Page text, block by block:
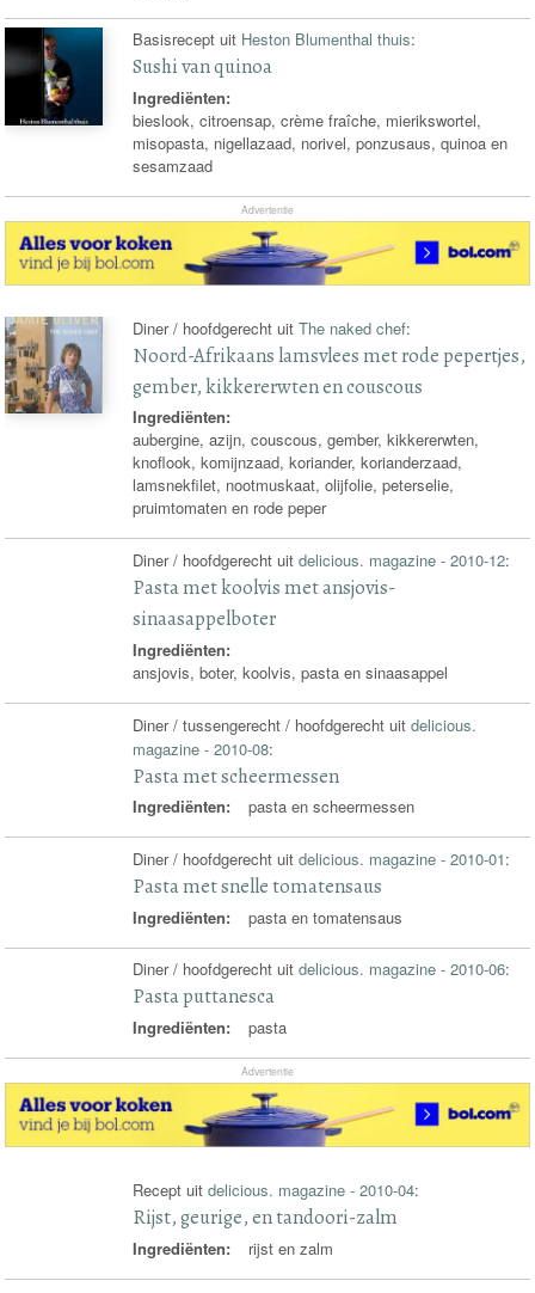
Basisrecept uit Heston Blumenthal thuis:
Sushi van quinoa
Ingrediënten:
bieslook, citroensap, crème fraîche, mierikswortel,
misopasta, nigellazaad, norivel, ponzusaus, quinoa en
sesamzaad
Advertentie
Diner / hoofdgerecht uitThe naked chef:
Noord-Afrikaans lamsvlees met rode pepertjes,
gember, kikkererwten en couscous
Ingrediënten:
aubergine, azijn, couscous, gember, kikkererwten,
knoflook, komijnzaad, koriander, korianderzaad,
lamsnekfilet, nootmuskaat, olijfolie, peterselie,
pruimtomaten en rode peper
Diner / hoofdgerecht uitdelicious. magazine - 2010-12:
Pasta met koolvis met ansjovis-
sinaasappelboter
Ingrediënten:
ansjovis, boter, koolvis, pasta en sinaasappel
Diner / tussengerecht / hoofdgerecht uitdelicious.
magazine - 2010-08:
Pasta met scheermessen
Ingrediënten: pasta en scheermessen
Diner / hoofdgerecht uitdelicious. magazine - 2010-01:
Pasta met snelle tomatensaus
Ingrediënten: pasta en tomatensaus
Diner / hoofdgerecht uitdelicious. magazine - 2010-06:
Pasta puttanesca
Ingrediënten: pasta
Advertentie
Recept uitdelicious. magazine - 2010-04:
Rijst, geurige, en tandoori-zalm
Ingrediënten: rijst en zalm